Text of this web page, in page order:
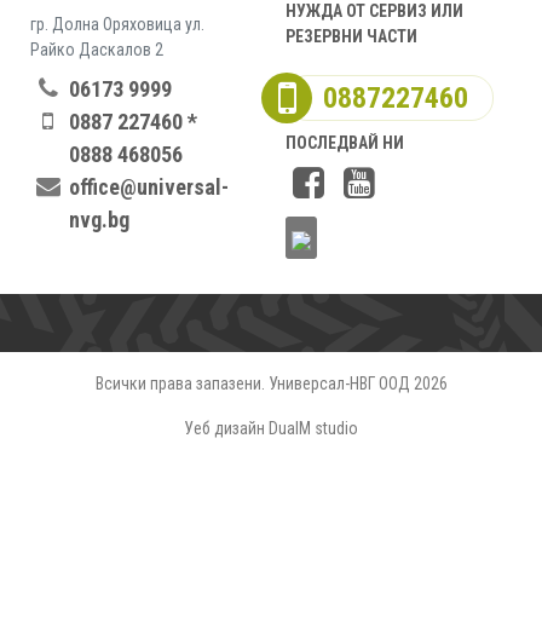
гр. Долна Оряховица ул.
Райко Даскалов 2
06173 9999
0887 227460 *
0888 468056
office@universal-
nvg.bg
НУЖДА ОТ СЕРВИЗ ИЛИ
РЕЗЕРВНИ ЧАСТИ
0887227460
ПОСЛЕДВАЙ НИ
Всички права запазени. Универсал-НВГ ООД 2026
Уеб дизайн DualM studio